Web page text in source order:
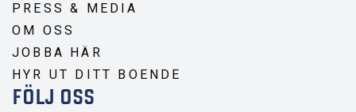
PRESS & MEDIA
OM OSS
JOBBA HÄR
HYR UT DITT BOENDE
FÖLJ OSS